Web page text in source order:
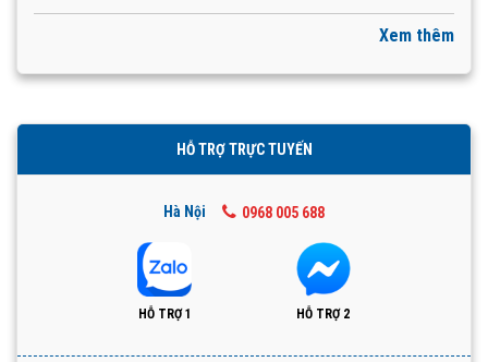
Xem thêm
HỖ TRỢ TRỰC TUYẾN
Hà Nội 0968 005 688
HỖ TRỢ 1 HỖ TRỢ 2